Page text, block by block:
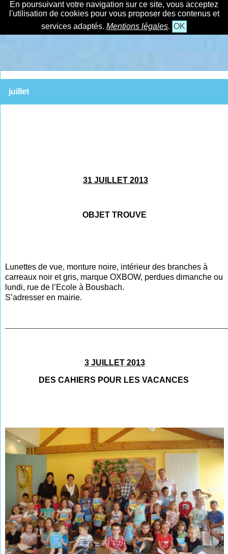
En poursuivant votre navigation sur ce site, vous acceptez
l'utilisation de cookies pour vous proposer des contenus et
services adaptés. Mentions légales. OK
juillet
31 JUILLET 2013
OBJET TROUVE
Lunettes de vue, monture noire, intérieur des branches à
carreaux noir et gris, marque OXBOW, perdues dimanche ou
lundi, rue de l’Ecole à Bousbach.
S’adresser en mairie.
3 JUILLET 2013
DES CAHIERS POUR LES VACANCES